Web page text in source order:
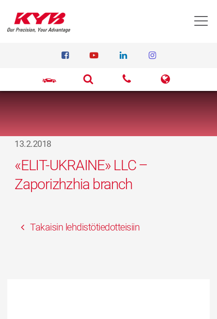
13.2.2018
«ELIT-UKRAINE» LLC –
Zaporizhzhia branch
Takaisin lehdistötiedotteisiin